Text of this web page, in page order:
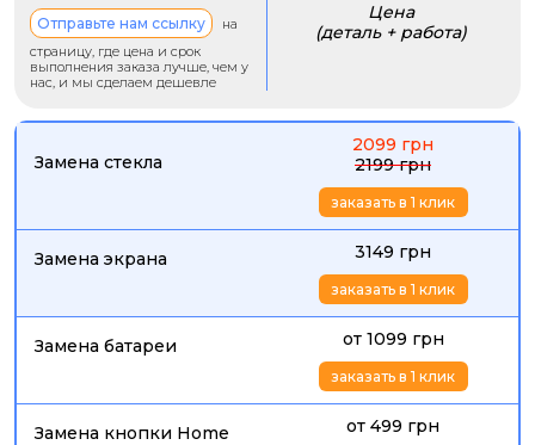
Отправьте нам ссылку
на
страницу, где цена и срок
выполнения заказа лучше, чем у
нас, и мы сделаем дешевле
Цена
(деталь + работа)
Замена стекла
2099 грн
2199 грн
заказать в 1 клик
Замена экрана 3149 грн
заказать в 1 клик
Замена батареи от 1099 грн
заказать в 1 клик
Замена кнопки Home от 499 грн